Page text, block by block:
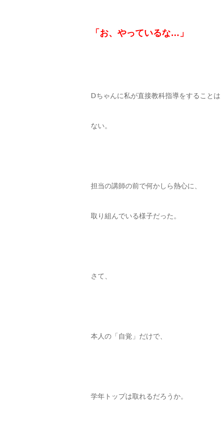
「お、やっているな…」
Ⅾちゃんに私が直接教科指導をすること
ない。
担当の講師の前で何かしら熱心に、
取り組んでいる様子だった。
さて、
本人の「自覚」だけで、
学年トップは取れるだろうか。